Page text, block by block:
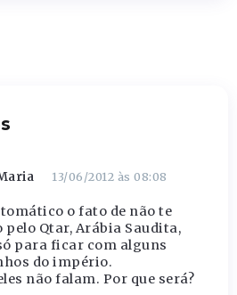
13/06/2012 às 08:08
o fato de não te
pelo Qtar, Arábia Saudita,
para ficar com alguns
do império.
não falam. Por que será?